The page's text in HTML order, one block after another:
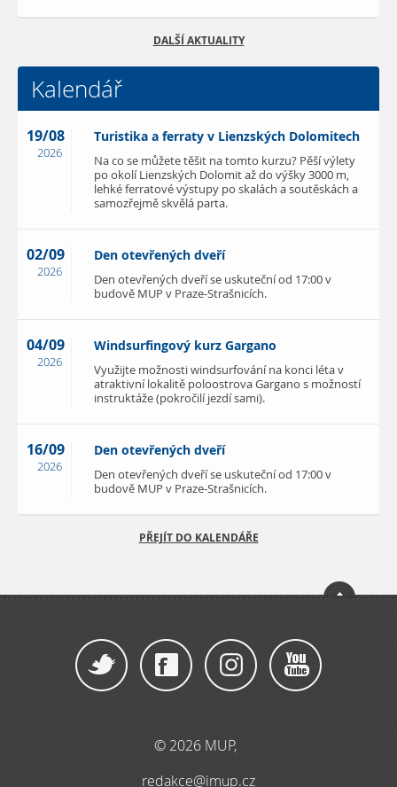
DALŠÍ AKTUALITY
Kalendář
19/08
2026
Turistika a ferraty v Lienzských Dolomitech
Na co se můžete těšit na tomto kurzu? Pěší výlety
po okolí Lienzských Dolomit až do výšky 3000 m,
lehké ferratové výstupy po skalách a soutěskách a
samozřejmě skvělá parta.
02/09
2026
Den otevřených dveří
Den otevřených dveří se uskuteční od 17:00 v
budově MUP v Praze-Strašnicích.
04/09
2026
Windsurfingový kurz Gargano
Využijte možnosti windsurfování na konci léta v
atraktivní lokalitě poloostrova Gargano s možností
instruktáže (pokročilí jezdí sami).
16/09
2026
Den otevřených dveří
Den otevřených dveří se uskuteční od 17:00 v
budově MUP v Praze-Strašnicích.
PŘEJÍT DO KALENDÁŘE
© 2026 MUP,
redakce@imup.cz